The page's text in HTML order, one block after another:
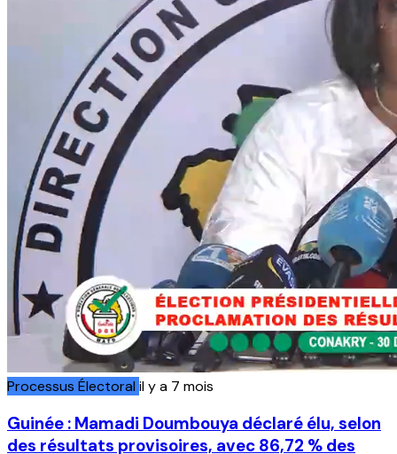
Processus Électoralil y a 7 mois
Guinée : Mamadi Doumbouya déclaré élu, selon
des résultats provisoires, avec 86,72 % des